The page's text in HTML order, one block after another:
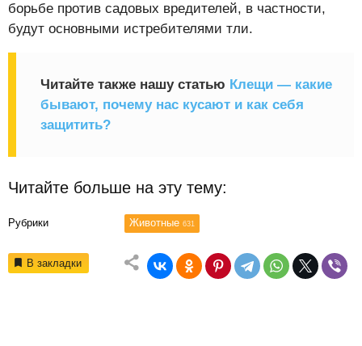
борьбе против садовых вредителей, в частности,
будут основными истребителями тли.
Читайте также нашу статью Клещи — какие
бывают, почему нас кусают и как себя
защитить?
Читайте больше на эту тему:
Рубрики Животные 631
В закладки